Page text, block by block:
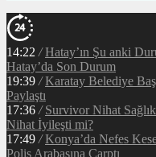
14:22 / Hatay’ın Şu anki
Hatay’da Son Durum
19:39 / Karatay Belediye
Paylaştı
17:36 / Survivor Nihat
Nihat İyileşti mi?
17:49 / Konya’da Nefes
Polis Arabasına Çarptı